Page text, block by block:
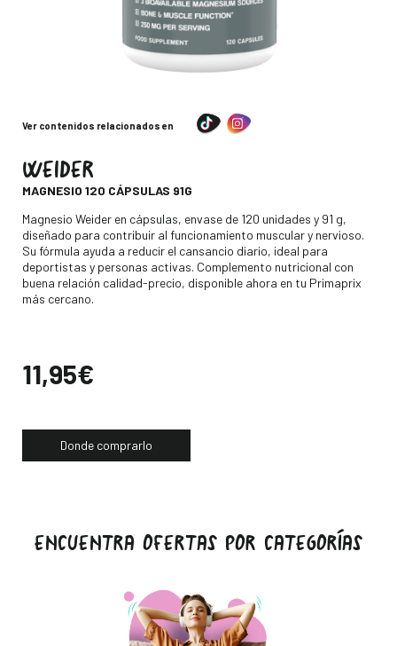
Ver contenidos relacionados en
WEIDER
MAGNESIO 120 CÁPSULAS 91G
Descripción
Magnesio Weider en cápsulas, envase de 120 unidades y 91 g,
diseñado para contribuir al funcionamiento muscular y nervioso.
Su fórmula ayuda a reducir el cansancio diario, ideal para
deportistas y personas activas. Complemento nutricional con
buena relación calidad-precio, disponible ahora en tu Primaprix
más cercano.
Precio
11,95€
Donde comprarlo
ENCUENTRA OFERTAS POR CATEGORÍAS